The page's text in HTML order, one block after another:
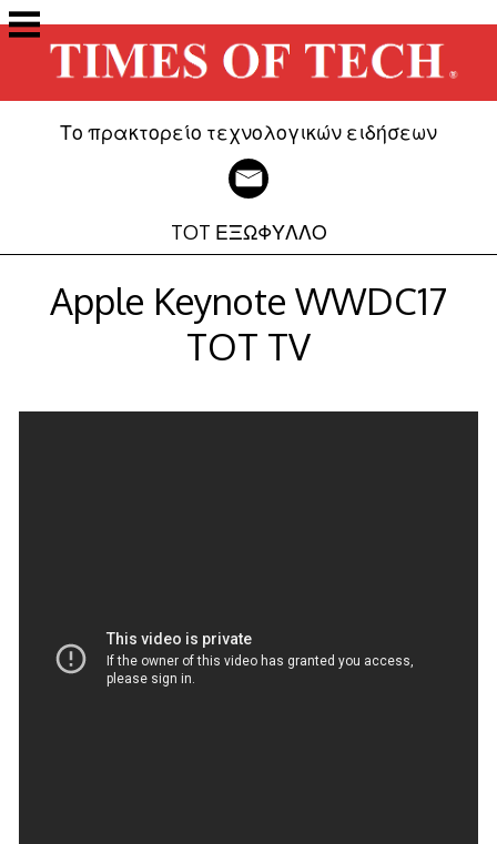
Μετάβαση
στο
περιεχόμενο
Το πρακτορείο τεχνολογικών ειδήσεων
TOT ΕΞΩΦΥΛΛΟ
Apple Keynote WWDC17
TOT TV